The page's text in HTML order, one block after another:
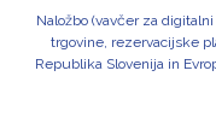
Naložbo (vavčer za
trgovine, rezervacijske
Republika Slovenija in